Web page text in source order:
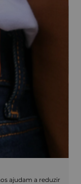
ajudam a reduzir